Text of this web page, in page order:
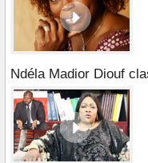
Ndéla Madior Diouf